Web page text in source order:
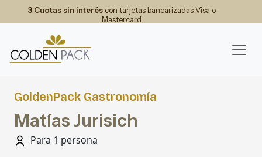
3 Cuotas sin interéscon tarjetas bancarizadas Visa o
Mastercard
GoldenPack Gastronomía
Matías Jurisich
Para 1 persona